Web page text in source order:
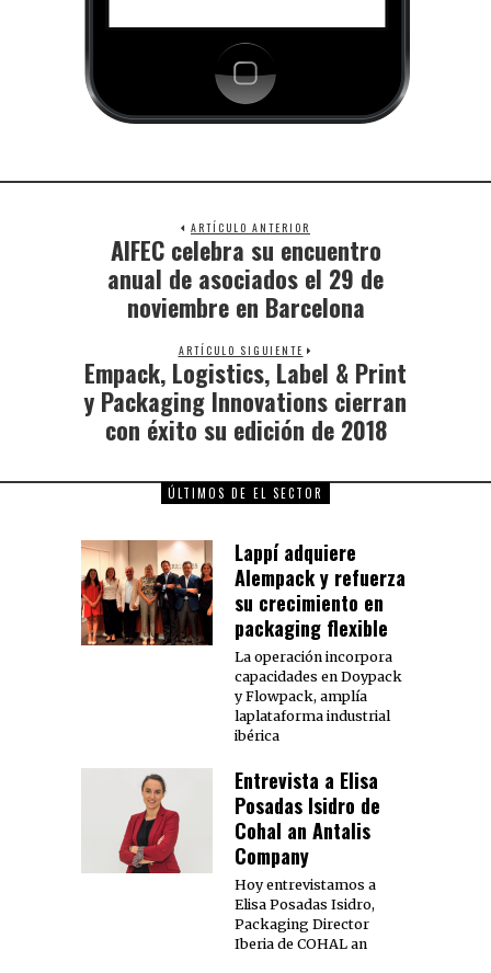
ARTÍCULO ANTERIOR
AIFEC celebra su encuentro
anual de asociados el 29 de
noviembre en Barcelona
ARTÍCULO SIGUIENTE
Empack, Logistics, Label & Print
y Packaging Innovations cierran
con éxito su edición de 2018
ÚLTIMOS DE EL SECTOR
Lappí adquiere
Alempack y refuerza
su crecimiento en
packaging flexible
La operación incorpora
capacidades en Doypack
y Flowpack, amplía
laplataforma industrial
ibérica
Entrevista a Elisa
Posadas Isidro de
Cohal an Antalis
Company
Hoy entrevistamos a
Elisa Posadas Isidro,
Packaging Director
Iberia de COHAL an